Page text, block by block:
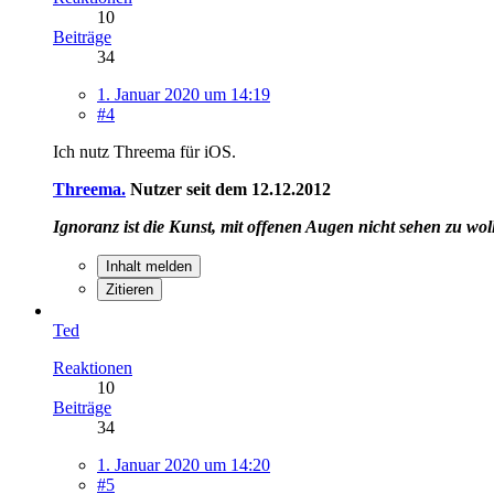
10
Beiträge
34
1. Januar 2020 um 14:19
#4
Ich nutz Threema für iOS.
Threema. Nutzer seit dem 12.12.2012
Ignoranz ist die Kunst, mit offenen Augen nicht sehen zu
Inhalt melden
Zitieren
Ted
Reaktionen
10
Beiträge
34
1. Januar 2020 um 14:20
#5